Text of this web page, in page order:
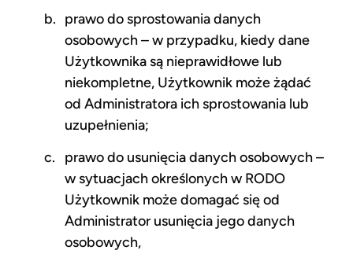
prawo do sprostowania danych
osobowych – w przypadku, kiedy dane
Użytkownika są nieprawidłowe lub
niekompletne, Użytkownik może żądać
od Administratora ich sprostowania lub
uzupełnienia;
prawo do usunięcia danych osobowych –
w sytuacjach określonych w RODO
Użytkownik może domagać się od
Administrator usunięcia jego danych
osobowych,